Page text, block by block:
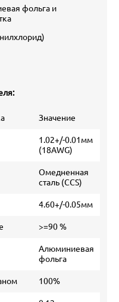
фольга и
Значение
1.02+/-0.01мм
(18AWG)
Омедненная
сталь (CCS)
4.60+/-0.05мм
>=90 %
Алюминиевая
фольга
100%